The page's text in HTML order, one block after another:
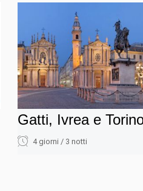
Gatti, Ivrea e
4 giorni / 3 notti